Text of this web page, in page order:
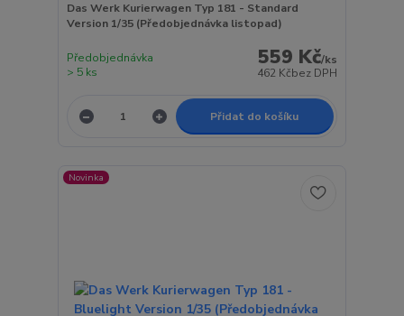
Das Werk Kurierwagen Typ 181 - Standard
Version 1/35 (Předobjednávka listopad)
559 Kč/ks
462 Kčbez DPH
Předobjednávka
> 5 ks
Přidat do košíku
Novinka